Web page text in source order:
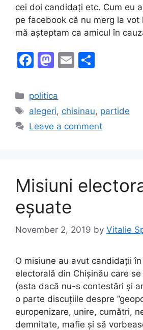
cei doi candidați etc. Cum eu
pe facebook că nu merg la vot
mă așteptam ca amicul în
F
c
e
b
k
M
st
o
d
E
l
e
Categories
politica
Tags
alegeri, chisinau, partide
Leave a comment
Misiuni
eșuate
November 2, 2019 by Vitalie
O misiune au avut candidații
electorală din Chișinău care
(asta dacă nu-s contestări și
o parte discuțiile despre
europenizare, unire, cumătri,
demnitate, mafie și să